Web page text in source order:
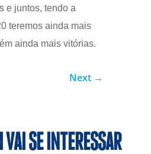
e juntos, tendo a
teremos ainda mais
ainda mais vitórias.
Next →
SE INTERESSAR